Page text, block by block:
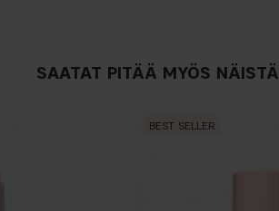
SAATAT PITÄÄ MYÖS NÄISTÄ
BEST SELLER